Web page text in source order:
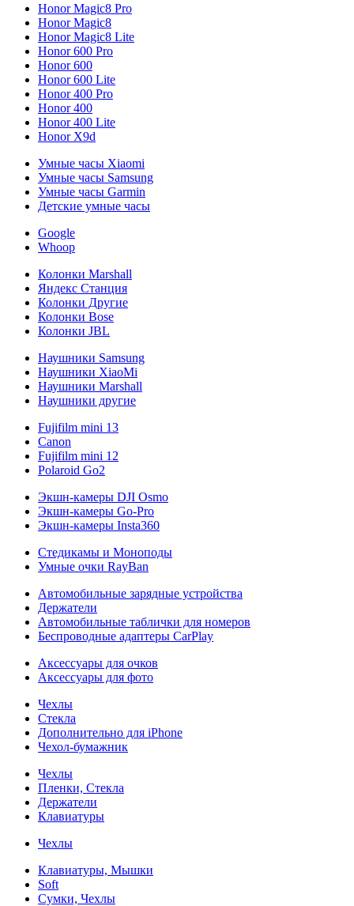
Honor Magic8 Pro
Honor Magic8
Honor Magic8 Lite
Honor 600 Pro
Honor 600
Honor 600 Lite
Honor 400 Pro
Honor 400
Honor 400 Lite
Honor X9d
Умные часы Xiaomi
Умные часы Samsung
Умные часы Garmin
Детские умные часы
Google
Whoop
Колонки Marshall
Яндекс Станция
Колонки Другие
Колонки Bose
Колонки JBL
Наушники Samsung
Наушники XiaoMi
Наушники Marshall
Наушники другие
Fujifilm mini 13
Canon
Fujifilm mini 12
Polaroid Go2
Экшн-камеры DJI Osmo
Экшн-камеры Go-Pro
Экшн-камеры Insta360
Стедикамы и Моноподы
Умные очки RayBan
Автомобильные зарядные устройства
Держатели
Автомобильные таблички для номеров
Беспроводные адаптеры CarPlay
Аксессуары для очков
Аксессуары для фото
Чехлы
Стекла
Дополнительно для iPhone
Чехол-бумажник
Чехлы
Пленки, Стекла
Держатели
Клавиатуры
Чехлы
Клавиатуры, Мышки
Soft
Сумки, Чехлы